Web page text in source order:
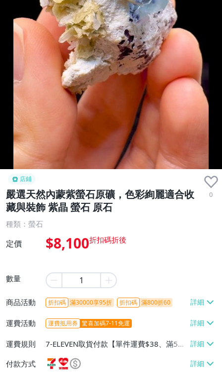
店鋪
嚴選天然內蒙紫螢石原礦，色彩絢麗適合收
藏與裝飾 紫晶 螢石 原石
0
種類：螢石
定價 $8,100
數量
商品活動 折扣碼 滿30000享95折 折扣碼 滿800折60
運費活動 運費抵用券 驚喜加碼7-11免運
運費規則
7-ELEVEN取貨付款【單件運費$38、滿5件
或消費滿$1298免運費】、7-ELEVEN取貨
不付款【免運費】、萊爾富取貨付款【單件
付款方式